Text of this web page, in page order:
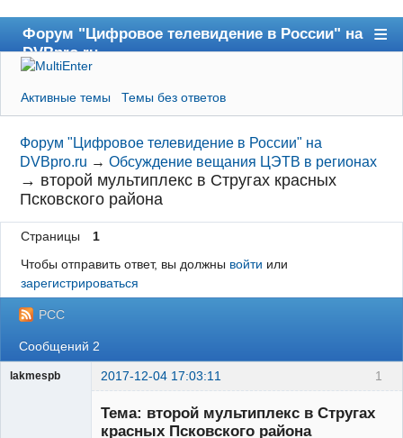
Форум "Цифровое телевидение в России" на
DVBpro.ru
Форум
Сайт DVBpro.ru
Поиск
Регистрация
Вход
Активные темы Темы без ответов
Форум "Цифровое телевидение в России" на
DVBpro.ru →Обсуждение вещания ЦЭТВ в регионах
→ второй мультиплекс в Стругах красных
Псковского района
Страницы
1
Чтобы отправить ответ, вы должны войти или
зарегистрироваться
РСС
Сообщений 2
1
lakmespb 2017-12-04 17:03:11
Тема: второй мультиплекс в Стругах
красных Псковского района